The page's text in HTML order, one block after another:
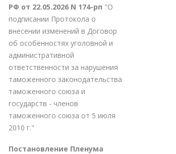
РФ от 22.05.2026 N 174-рп "О
подписании Протокола о
внесении изменений в Договор
об особенностях уголовной и
административной
ответственности за нарушения
таможенного законодательства
таможенного союза и
государств - членов
таможенного союза от 5 июля
2010 г."
Постановление Пленума